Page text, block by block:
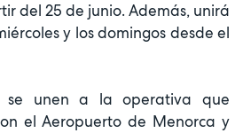
del 25 de junio. Además, unirá
y los domingos desde el
se unen a la operativa que
el Aeropuerto de Menorca y